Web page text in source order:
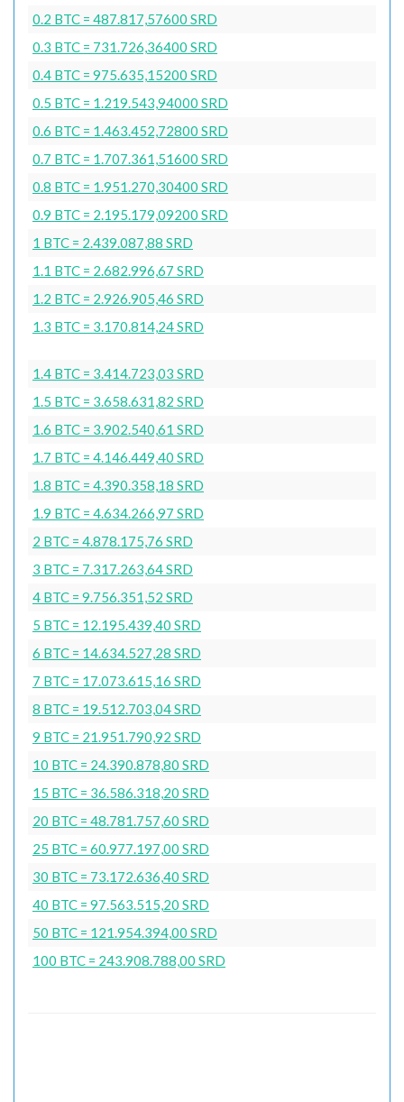
0.2 BTC = 487.817,57600 SRD
0.3 BTC = 731.726,36400 SRD
0.4 BTC = 975.635,15200 SRD
0.5 BTC = 1.219.543,94000 SRD
0.6 BTC = 1.463.452,72800 SRD
0.7 BTC = 1.707.361,51600 SRD
0.8 BTC = 1.951.270,30400 SRD
0.9 BTC = 2.195.179,09200 SRD
1 BTC = 2.439.087,88 SRD
1.1 BTC = 2.682.996,67 SRD
1.2 BTC = 2.926.905,46 SRD
1.3 BTC = 3.170.814,24 SRD
1.4 BTC = 3.414.723,03 SRD
1.5 BTC = 3.658.631,82 SRD
1.6 BTC = 3.902.540,61 SRD
1.7 BTC = 4.146.449,40 SRD
1.8 BTC = 4.390.358,18 SRD
1.9 BTC = 4.634.266,97 SRD
2 BTC = 4.878.175,76 SRD
3 BTC = 7.317.263,64 SRD
4 BTC = 9.756.351,52 SRD
5 BTC = 12.195.439,40 SRD
6 BTC = 14.634.527,28 SRD
7 BTC = 17.073.615,16 SRD
8 BTC = 19.512.703,04 SRD
9 BTC = 21.951.790,92 SRD
10 BTC = 24.390.878,80 SRD
15 BTC = 36.586.318,20 SRD
20 BTC = 48.781.757,60 SRD
25 BTC = 60.977.197,00 SRD
30 BTC = 73.172.636,40 SRD
40 BTC = 97.563.515,20 SRD
50 BTC = 121.954.394,00 SRD
100 BTC = 243.908.788,00 SRD